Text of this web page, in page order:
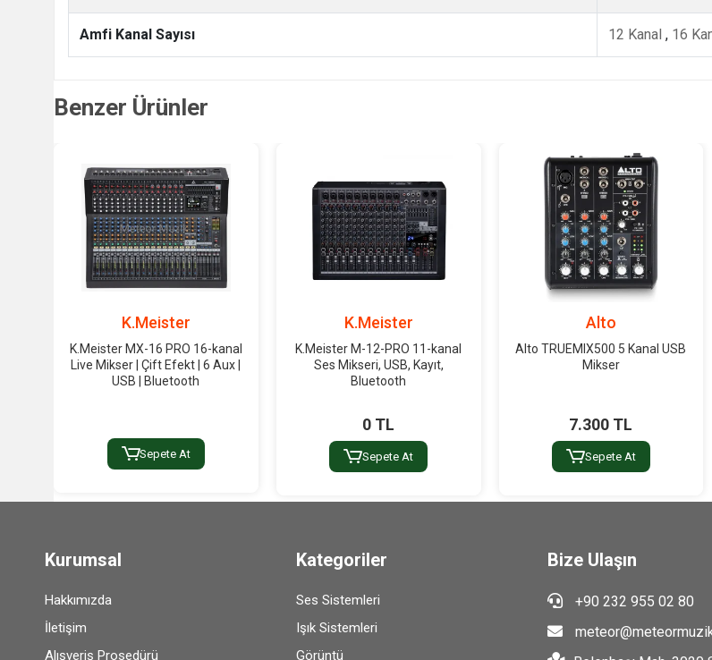
Amfi Kanal Sayısı 12 Kanal , 16
Benzer Ürünler
K.Meister
K.Meister MX-16 PRO 16-kanal
Live Mikser | Çift Efekt | 6 Aux |
USB | Bluetooth
Sepete At
K.Meister
K.Meister M-12-PRO 11-kanal
Ses Mikseri, USB, Kayıt,
Bluetooth
0 TL
Sepete At
Alto
Alto TRUEMIX500 5 Kanal USB
Mikser
7.300 TL
Sepete At
Kurumsal
Hakkımızda
İletişim
Alışveriş Prosedürü
Kategoriler
Ses Sistemleri
Işık Sistemleri
Görüntü
Bize Ulaşın
+90 232 955 02 80